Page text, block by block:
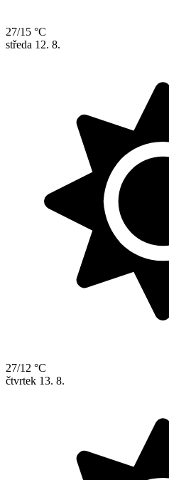
27/15 °C
středa 12. 8.
27/12 °C
čtvrtek 13. 8.